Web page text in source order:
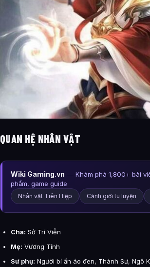
QUAN HỆ NHÂN VẬT
Wiki Gaming.vn — Khám phá 1,800+ bài
phẩm, game guide
Nhân vật Tiên Hiệp Cảnh giới tu luyện
Cha: Sở Trí Viễn
Mẹ: Vương Tĩnh
Sư phụ: Người bí ẩn áo đen, Thánh Sư, Ngô